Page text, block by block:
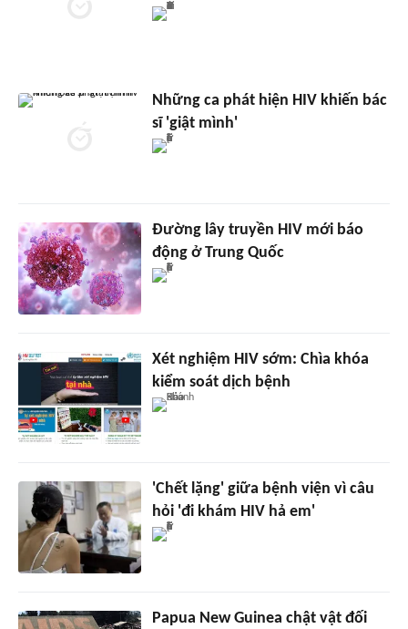
Những ca phát hiện HIV khiến bác
sĩ 'giật mình'
Đường lây truyền HIV mới báo
động ở Trung Quốc
Xét nghiệm HIV sớm: Chìa khóa
kiểm soát dịch bệnh
'Chết lặng' giữa bệnh viện vì câu
hỏi 'đi khám HIV hả em'
Papua New Guinea chật vật đối